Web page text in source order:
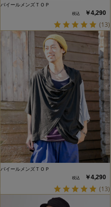
バイールメンズＴＯＰ
￥4,290
(13)
バイールメンズＴＯＰ
￥4,290
(13)